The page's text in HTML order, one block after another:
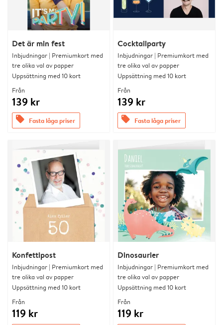
Det är min fest
Inbjudningar | Premiumkort med
tre olika val av papper
Uppsättning med 10 kort
Från
139 kr
offers Fasta låga priser
Cocktailparty
Inbjudningar | Premiumkort med
tre olika val av papper
Uppsättning med 10 kort
Från
139 kr
offers Fasta låga priser
Konfettipost
Inbjudningar | Premiumkort med
tre olika val av papper
Uppsättning med 10 kort
Från
119 kr
Dinosaurier
Inbjudningar | Premiumkort med
tre olika val av papper
Uppsättning med 10 kort
Från
119 kr